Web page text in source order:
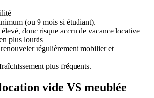
(ou 9 mois si étudiant).
donc risque accru de vacance locative.
plus lourds
régulièrement mobilier et
plus fréquents.
vide VS meublée